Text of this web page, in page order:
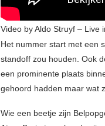
Video by Aldo Struyf – Live
Het nummer start met een
standoff zou houden. Ook
een prominente plaats
gehoord hadden maar wat
Wie een beetje zijn